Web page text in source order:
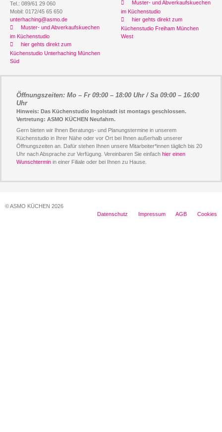
Tel.: 089/61 29 060
Mobil: 0172/45 65 650
unterhaching@asmo.de
Muster- und Abverkaufskuechen
im Küchenstudio
hier gehts direkt zum
Küchenstudio Unterhaching München
Süd
Muster- und Abverkaufskuechen
im Küchenstudio
hier gehts direkt zum
Küchenstudio Freiham München
West
Öffnungszeiten: Mo – Fr 09:00 – 18:00 Uhr / Sa 09:00 – 16:00
Uhr
Hinweis: Das Küchenstudio Ingolstadt ist montags geschlossen.
Vertretung: ASMO KÜCHEN Neufahrn.
Gern bieten wir Ihnen Beratungs- und Planungstermine in unserem
Küchenstudio in Ihrer Nähe oder vor Ort bei Ihnen außerhalb unserer
Öffnungszeiten an. Dafür stehen Ihnen unsere Mitarbeiter*innen täglich bis 20
Uhr nach Absprache zur Verfügung. Vereinbaren Sie einfach hier einen
Wunschtermin in einer Filiale oder bei Ihnen zu Hause.
© ASMO KÜCHEN 2026
Datenschutz
Impressum AGB Cookies